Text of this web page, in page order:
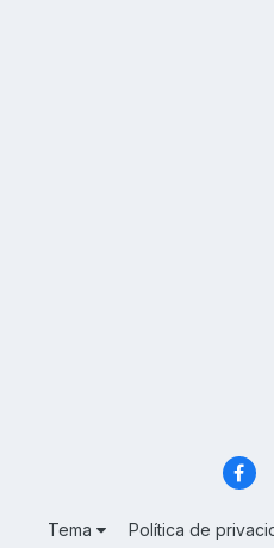
Tema Política de